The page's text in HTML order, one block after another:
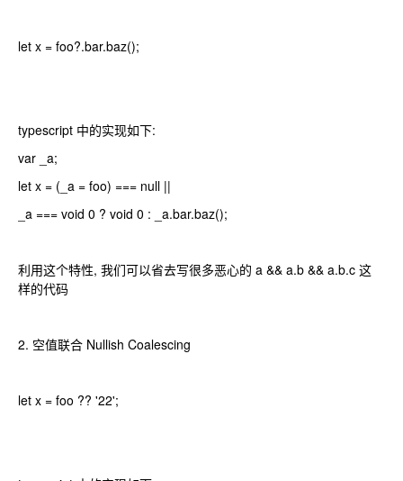
let x = foo?.bar.baz();
typescript 中的实现如下:
var _a;
let x = (_a = foo) === null ||
_a === void 0 ? void 0 : _a.bar.baz();
利用这个特性, 我们可以省去写很多恶心的 a && a.b && a.b.c 这
样的代码
2. 空值联合 Nullish Coalescing
let x = foo ?? '22';